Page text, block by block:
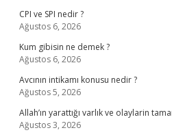
CPI ve SPI nedir ?
Ağustos 6, 2026
Kum gibisin ne demek ?
Ağustos 6, 2026
Avcının intikamı konusu nedir ?
Ağustos 5, 2026
Allah’ın yarattığı varlık ve olaylarin
Ağustos 3, 2026